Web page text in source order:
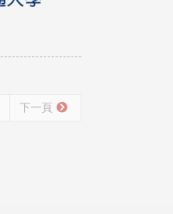
下一頁